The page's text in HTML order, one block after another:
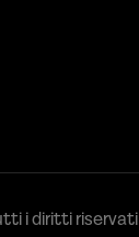
i diritti riservati